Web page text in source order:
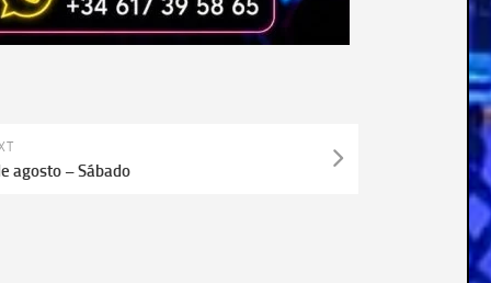
agosto – Sábado